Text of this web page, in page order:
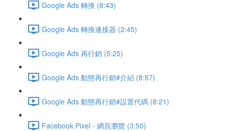
Google Ads 轉換 (8:43)
Google Ads 轉換連接器 (2:45)
Google Ads 再行銷 (5:25)
Google Ads 動態再行銷#介紹 (8:57)
Google Ads 動態再行銷#設置代碼 (8:21)
Facebook Pixel - 網頁瀏覽 (3:50)